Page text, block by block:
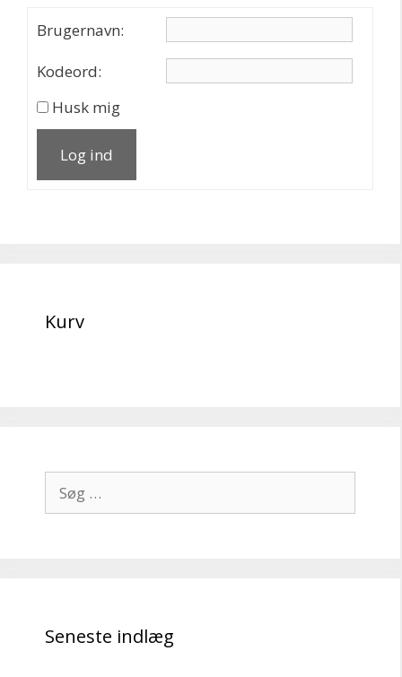
Brugernavn:
Kodeord:
Husk mig
Log ind
Kurv
efter:
Seneste indlæg